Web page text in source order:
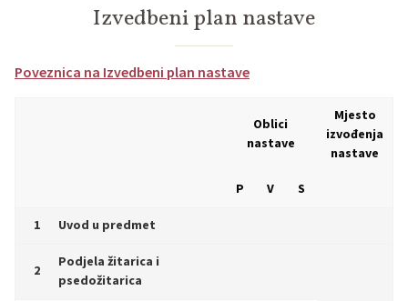
Izvedbeni plan nastave
Poveznica na Izvedbeni plan nastave
Oblici
nastave
Mjesto
izvođenja
nastave
P V S
1 Uvod u predmet
2
Podjela žitarica i
psedožitarica